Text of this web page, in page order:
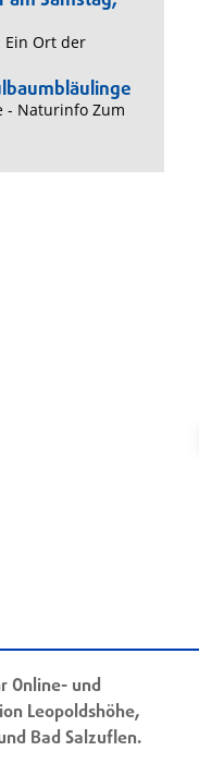
Ein Ort der
- Naturinfo Zum
Online- und
Leopoldshöhe,
Bad Salzuflen.